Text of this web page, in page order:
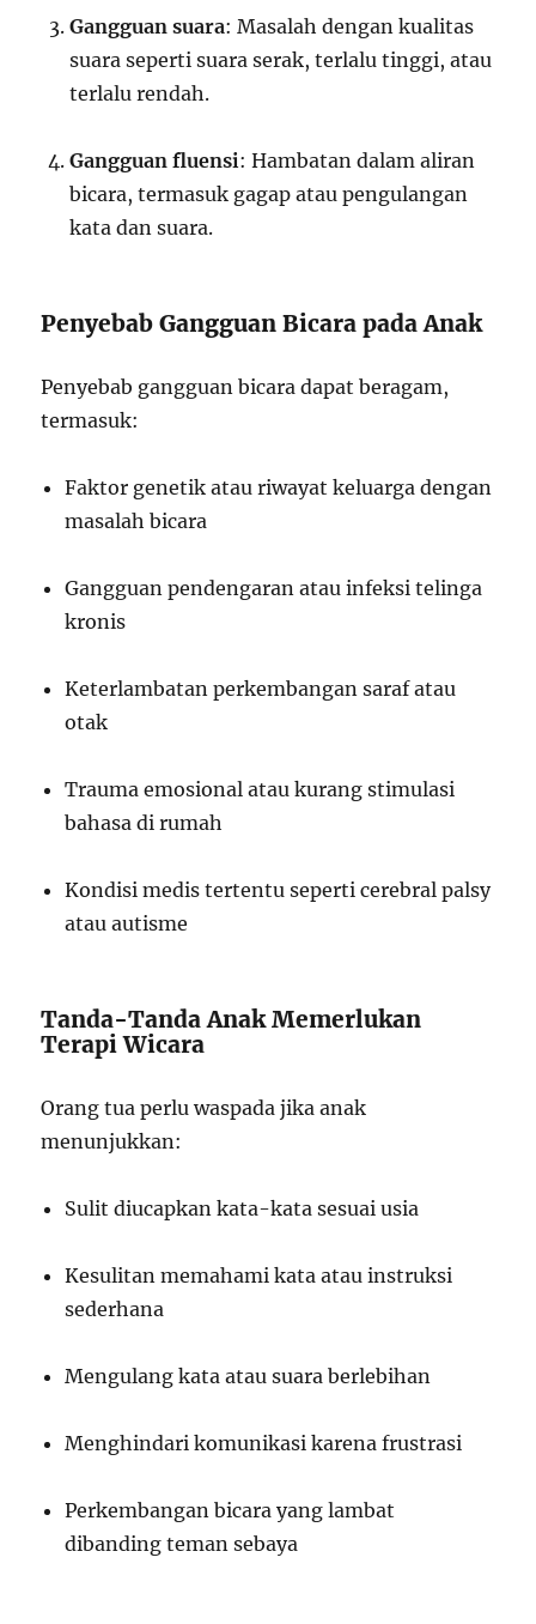
Gangguan suara: Masalah dengan kualitas
suara seperti suara serak, terlalu tinggi, atau
terlalu rendah.
Gangguan fluensi: Hambatan dalam aliran
bicara, termasuk gagap atau pengulangan
kata dan suara.
Penyebab Gangguan Bicara pada Anak
Penyebab gangguan bicara dapat beragam,
termasuk:
Faktor genetik atau riwayat keluarga dengan
masalah bicara
Gangguan pendengaran atau infeksi telinga
kronis
Keterlambatan perkembangan saraf atau
otak
Trauma emosional atau kurang stimulasi
bahasa di rumah
Kondisi medis tertentu seperti cerebral palsy
atau autisme
Tanda-Tanda Anak Memerlukan
Terapi Wicara
Orang tua perlu waspada jika anak
menunjukkan:
Sulit diucapkan kata-kata sesuai usia
Kesulitan memahami kata atau instruksi
sederhana
Mengulang kata atau suara berlebihan
Menghindari komunikasi karena frustrasi
Perkembangan bicara yang lambat
dibanding teman sebaya